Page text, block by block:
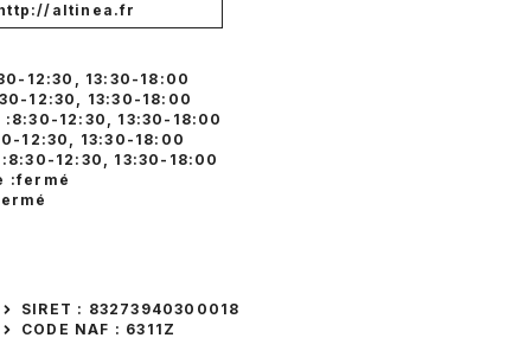
altinea.fr
12:30, 13:30-18:00
12:30, 13:30-18:00
12:30, 13:30-18:00
12:30, 13:30-18:00
12:30, 13:30-18:00
:fermé
SIRET : 83273940300018
CODE NAF : 6311Z